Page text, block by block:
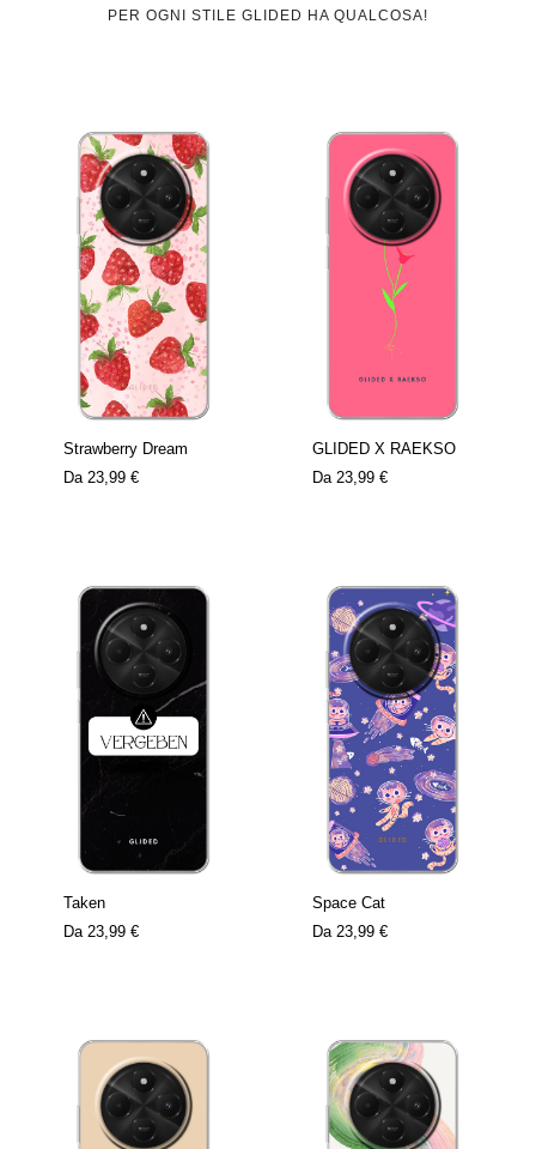
PER OGNI STILE GLIDED HA QUALCOSA!
Strawberry Dream
Da 23,99 €
GLIDED X RAEKSO
Da 23,99 €
Taken
Da 23,99 €
Space Cat
Da 23,99 €